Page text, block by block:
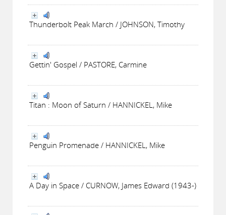
Thunderbolt Peak March / JOHNSON, Timothy
Gettin' Gospel / PASTORE, Carmine
Titan : Moon of Saturn / HANNICKEL, Mike
Penguin Promenade / HANNICKEL, Mike
A Day in Space / CURNOW, James Edward (1943-)